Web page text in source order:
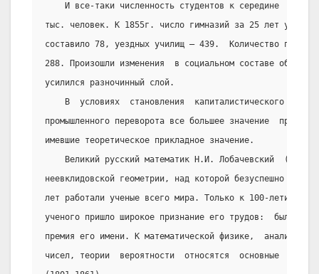
И все-таки численность студентов к середине  XIXв.
тыс. человек. К 1855г. число гимназий за 25 лет
составило 78, уездных училищ – 439.  Количество
288. Произошли изменения  в социальном составе
усилился разночинный слой.
В  условиях  становления  капиталистического
промышленного переворота все большее значение
имевшие теоретическое прикладное значение.
Великий русский математик Н.И. Лобачевский  (1793-
неевклидовской геометрии, над которой безуспешно в
лет работали ученые всего мира. Только к 100-летию со
ученого пришло широкое признание его трудов:  была
премия его имени. К математической физике,
чисел, теории  вероятности  относятся  основные